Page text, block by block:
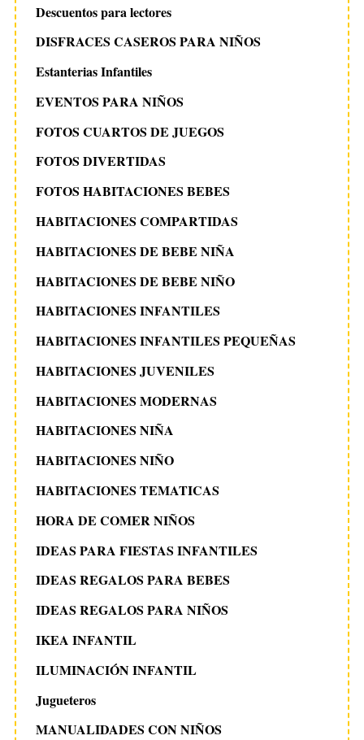
Descuentos para lectores
DISFRACES CASEROS PARA NIÑOS
Estanterias Infantiles
EVENTOS PARA NIÑOS
FOTOS CUARTOS DE JUEGOS
FOTOS DIVERTIDAS
FOTOS HABITACIONES BEBES
HABITACIONES COMPARTIDAS
HABITACIONES DE BEBE NIÑA
HABITACIONES DE BEBE NIÑO
HABITACIONES INFANTILES
HABITACIONES INFANTILES PEQUEÑAS
HABITACIONES JUVENILES
HABITACIONES MODERNAS
HABITACIONES NIÑA
HABITACIONES NIÑO
HABITACIONES TEMATICAS
HORA DE COMER NIÑOS
IDEAS PARA FIESTAS INFANTILES
IDEAS REGALOS PARA BEBES
IDEAS REGALOS PARA NIÑOS
IKEA INFANTIL
ILUMINACIÓN INFANTIL
Jugueteros
MANUALIDADES CON NIÑOS